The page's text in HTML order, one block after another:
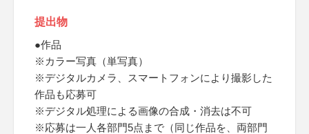
提出物
●作品
※カラー写真（単写真）
※デジタルカメラ、スマートフォンにより撮影した
作品も応募可
※デジタル処理による画像の合成・消去は不可
※応募は一人各部門5点まで（同じ作品を、両部門